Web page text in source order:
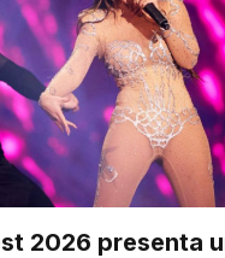
2026 presenta